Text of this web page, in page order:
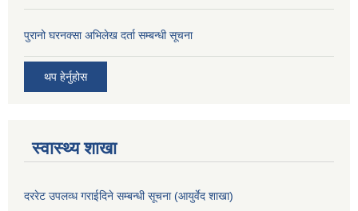
पुरानो घरनक्सा अभिलेख दर्ता सम्बन्धी सूचना
थप हेर्नुहोस
स्वास्थ्य शाखा
दररेट उपलव्ध गराईदिने सम्बन्धी सूचना (आयुर्वेद शाखा)